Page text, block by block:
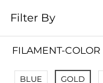
No Results
Filter By
FILAMENT-COLOR
BLUE GOLD